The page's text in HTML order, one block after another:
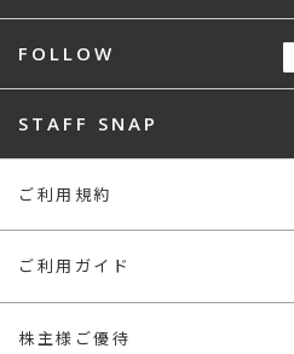
FOLLOW
STAFF SNAP
ご利用規約
ご利用ガイド
株主様ご優待